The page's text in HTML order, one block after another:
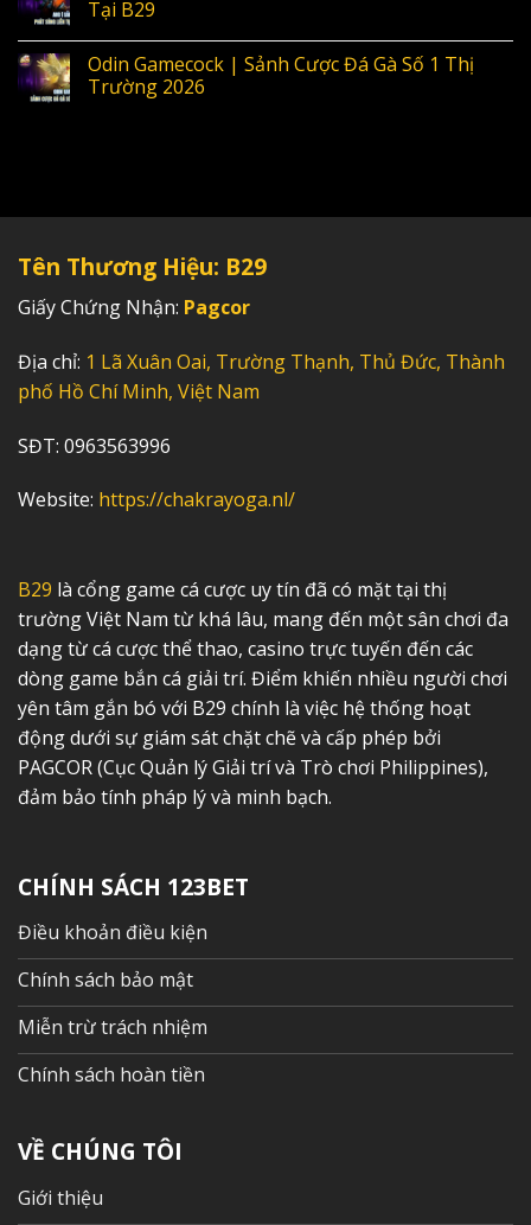
Tại B29
Odin Gamecock | Sảnh Cược Đá Gà Số 1 Thị
Trường 2026
Tên Thương Hiệu: B29
Giấy Chứng Nhận: Pagcor
Địa chỉ: 1 Lã Xuân Oai, Trường Thạnh, Thủ Đức, Thành
phố Hồ Chí Minh, Việt Nam
SĐT: 0963563996
Website: https://chakrayoga.nl/
B29 là cổng game cá cược uy tín đã có mặt tại thị
trường Việt Nam từ khá lâu, mang đến một sân chơi đa
dạng từ cá cược thể thao, casino trực tuyến đến các
dòng game bắn cá giải trí. Điểm khiến nhiều người chơi
yên tâm gắn bó với B29 chính là việc hệ thống hoạt
động dưới sự giám sát chặt chẽ và cấp phép bởi
PAGCOR (Cục Quản lý Giải trí và Trò chơi Philippines),
đảm bảo tính pháp lý và minh bạch.
CHÍNH SÁCH 123BET
Điều khoản điều kiện
Chính sách bảo mật
Miễn trừ trách nhiệm
Chính sách hoàn tiền
VỀ CHÚNG TÔI
Giới thiệu